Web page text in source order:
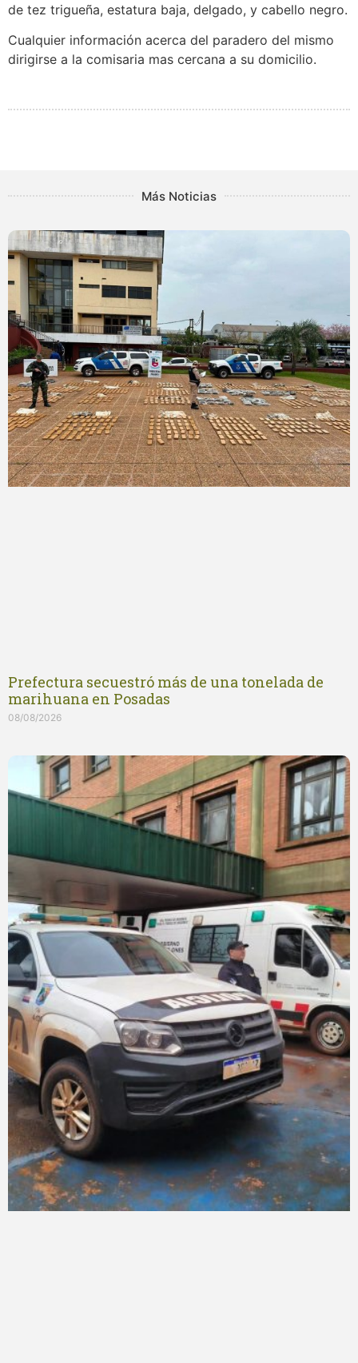
de tez trigueña, estatura baja, delgado, y cabello negro.
Cualquier información acerca del paradero del mismo
dirigirse a la comisaria mas cercana a su domicilio.
Más Noticias
Prefectura secuestró más de una tonelada de
marihuana en Posadas
08/08/2026